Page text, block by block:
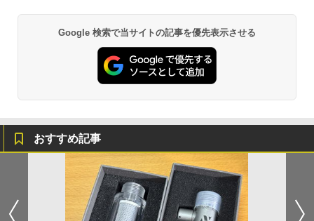
Google 検索で当サイトの記事を優先表示させる
おすすめ記事